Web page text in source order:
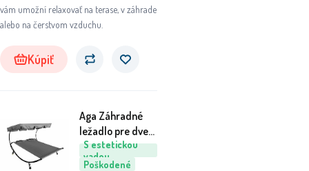
vám umožní relaxovať na terase, v záhrade
alebo na čerstvom vzduchu.
Kúpiť
S estetickou
vadou
Poškodené
Aga Záhradné
ležadlo pre dve
osoby so
strieškou